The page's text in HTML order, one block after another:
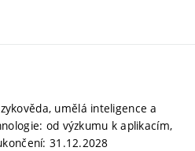
umělá inteligence a
od výzkumu k aplikacím,
31.12.2028